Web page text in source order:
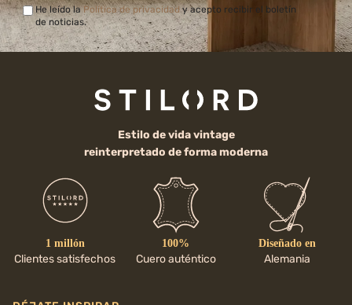
He leído laPolítica de privacidady acepto recibir el boletín
de noticias.
Estilo de vida vintage
reinterpretado de forma moderna
1 millón
Clientes satisfechos
100%
Cuero auténtico
Diseñado en
Alemania